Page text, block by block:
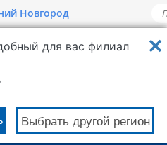
Новгород
для вас филиал
Выбрать другой регион
РОВЕН -
ПРОДУКЦИЯ